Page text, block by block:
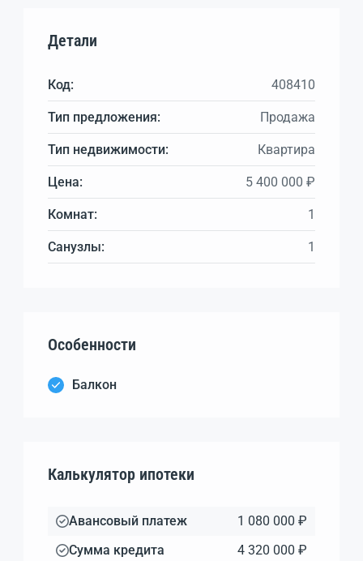
Детали
Код: 408410
Тип предложения: Продажа
Тип недвижимости: Квартира
Цена: 5 400 000 ₽
Комнат: 1
Санузлы: 1
Особенности
Балкон
Калькулятор ипотеки
Авансовый платеж
1 080 000 ₽
Сумма кредита
4 320 000 ₽